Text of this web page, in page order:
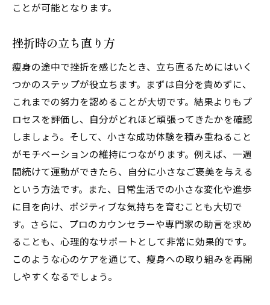
ことが可能となります。
挫折時の立ち直り方
瘦身の途中で挫折を感じたとき、立ち直るためにはいく
つかのステップが役立ちます。まずは自分を責めずに、
これまでの努力を認めることが大切です。結果よりもプ
ロセスを評価し、自分がどれほど頑張ってきたかを確認
しましょう。そして、小さな成功体験を積み重ねること
がモチベーションの維持につながります。例えば、一週
間続けて運動ができたら、自分に小さなご褒美を与える
という方法です。また、日常生活での小さな変化や進歩
に目を向け、ポジティブな気持ちを育むことも大切で
す。さらに、プロのカウンセラーや専門家の助言を求め
ることも、心理的なサポートとして非常に効果的です。
このような心のケアを通じて、瘦身への取り組みを再開
しやすくなるでしょう。